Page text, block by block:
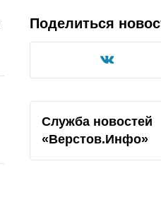
Поделиться
Служба новостей
«Верстов.Инфо»